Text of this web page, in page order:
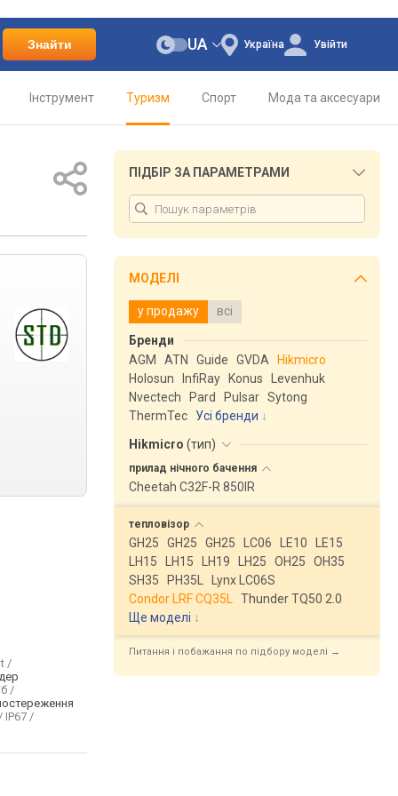
Знайти Україна
UA Увійти
Інструмент Туризм Спорт Мода та аксесуари
/
/
IP67 /
ПІДБІР ЗА ПАРАМЕТРАМИ
МОДЕЛІ
у продажу всі
Бренди
AGM
ATN Guide GVDA
Hikmicro
Holosun
InfiRay Konus
Levenhuk
Nvectech
Pard Pulsar Sytong
ThermTec
Усі бренди
Hikmicro (тип)
прилад нічного бачення
Cheetah C32F-R 850IR
тепловізор
GH25 GH25 GH25 LC06 LE10
LE15
LH15
LH15 LH19 LH25 OH25
OH35
SH35
PH35L
Lynx LC06S
Condor LRF CQ35L
Thunder TQ50 2.0
Ще моделі ↓
Питання і побажання по підбору моделі →